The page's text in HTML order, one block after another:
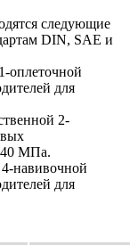
следующие
DIN, SAE и
оплеточной
для
2-
40 МПа.
навивочной
для